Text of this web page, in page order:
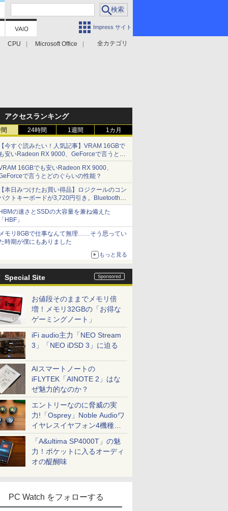
Impress サイト
全カテゴリ
CPU Microsoft Office
アクセスランキング
24時間 1週間 1カ月
今すぐ読みたい！人気記事】VRAM 16GBで
安いRadeon RX 9000、GeForceで言うとど
ぐらいの性能？ - PC Watch
16GBでも安いRadeon RX 9000、
で言うとどのぐらいの性能？
本日みつけたお買い得品】ロジクールのコン
クトキーボードが3,720円引き。Bluetoothで3
接続対応
の速さとSSDの大容量を兼ね備えた
HBF」
モリ8GBで仕事なんて無理……そう思ってい
時期が僕にもありました
もっと見る
Special Site
お値段そのままでメモリ倍
増！メモリ32GBの「お得な
ゲーミングノート」
iFi audio主力「NEO Stream
3」「NEO iDSD 3」に迫る
AIスマートノートの
iFLYTEK「AINOTE 2」はな
ぜ魅力的なのか？
エントリーなのに脅威の実
力!「Osprey」Noble Audioワ
イヤレスイヤフォン4機種を
一気に聴く
「A&ultima SP4000T」の魅
力！ポケットに入るオーディ
オの醍醐味
PC Watch をフォローする